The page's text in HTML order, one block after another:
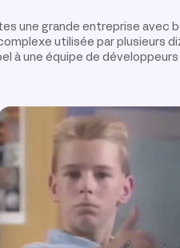
une grande entreprise avec
utilisée par plusieurs
à une équipe de